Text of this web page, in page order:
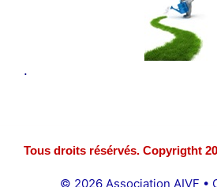
.
Tous droits résérvés. Copyrigtht
© 2026 Association AIVF •